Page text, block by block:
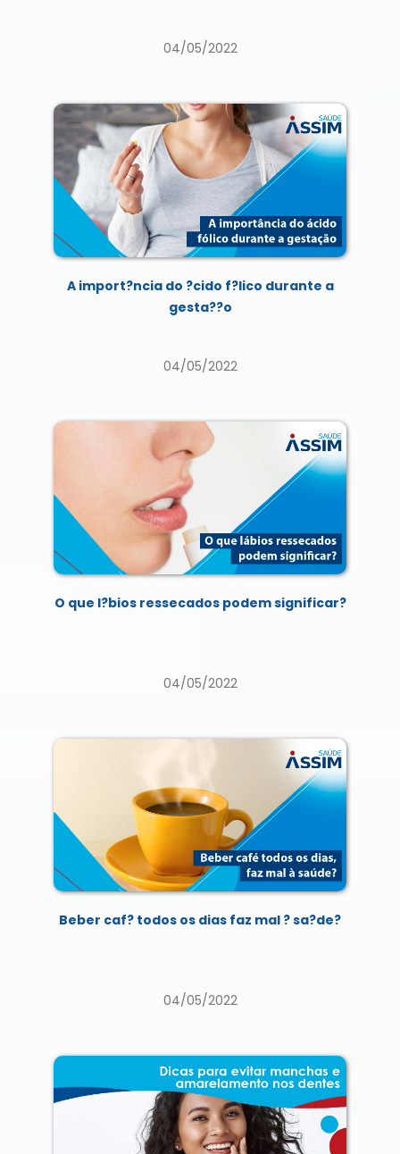
04/05/2022
A import?ncia do ?cido f?lico durante a
gesta??o
04/05/2022
O que l?bios ressecados podem significar?
04/05/2022
Beber caf? todos os dias faz mal ? sa?de?
04/05/2022